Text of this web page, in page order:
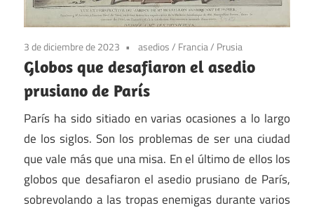
3 de diciembre de 2023 asedios/ Francia/ Prusia
Globos que desafiaron el asedio
prusiano de París
París ha sido sitiado en varias ocasiones a lo largo
de los siglos. Son los problemas de ser una ciudad
que vale más que una misa. En el último de ellos los
globos que desafiaron el asedio prusiano de París,
sobrevolando a las tropas enemigas durante varios